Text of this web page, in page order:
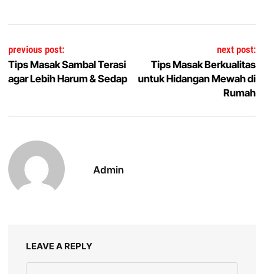
Post navigation
previous post:
Tips Masak Sambal Terasi
agar Lebih Harum & Sedap
next post:
Tips Masak Berkualitas
untuk Hidangan Mewah di
Rumah
Admin
LEAVE A REPLY